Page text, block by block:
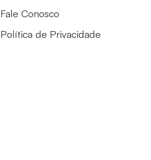
Fale Conosco
Política de Privacidade